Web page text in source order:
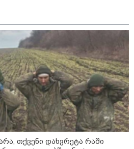
ცნობილი
სიახლე
თქვენი დახვრეტა რაში